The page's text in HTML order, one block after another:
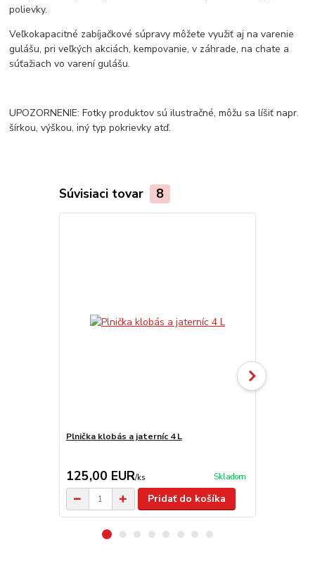
polievky.
Veľkokapacitné zabíjačkové súpravy môžete využiť aj na varenie
gulášu, pri veľkých akciách, kempovanie, v záhrade, na chate a
súťažiach vo varení gulášu.
UPOZORNENIE: Fotky produktov sú ilustračné, môžu sa líšiť napr.
šírkou, výškou, iný typ pokrievky atď.
Súvisiaci tovar 8
Plnička klobás a jaterníc 4 L
125,00 EUR/ks Skladom
Pridať do košíka